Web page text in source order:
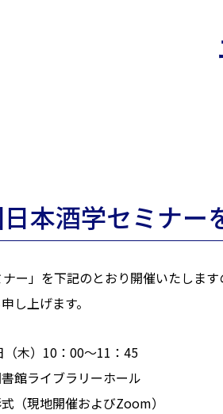
本酒学セミナー
ー」を下記のとおり開催いたします
し上げます。
）10：00～11：45
館ライブラリーホール
（現地開催およびZoom）